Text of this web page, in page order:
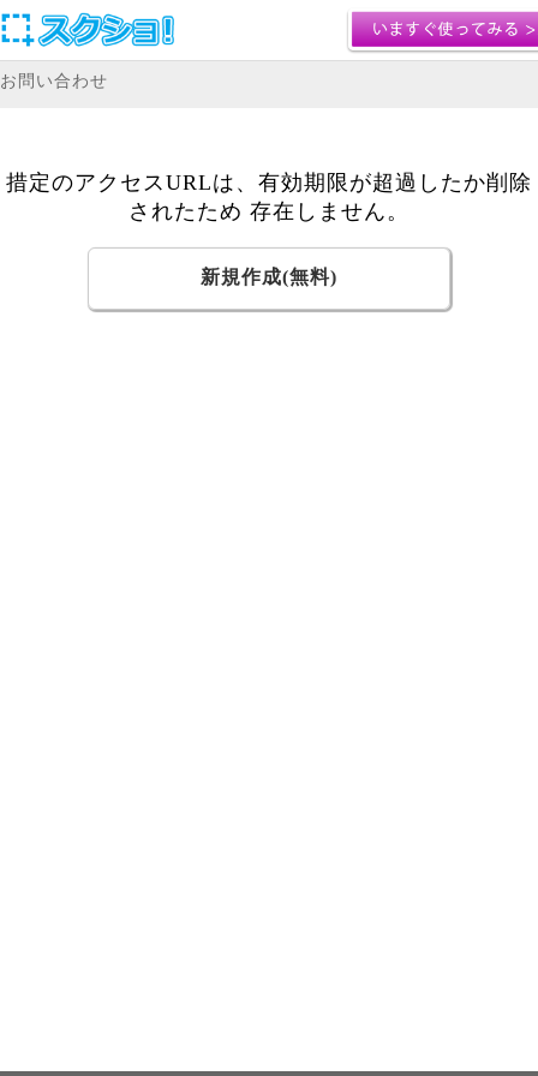
お問い合わせ
措定のアクセスURLは、有効期限が超過したか削除
されたため 存在しません。
新規作成(無料)